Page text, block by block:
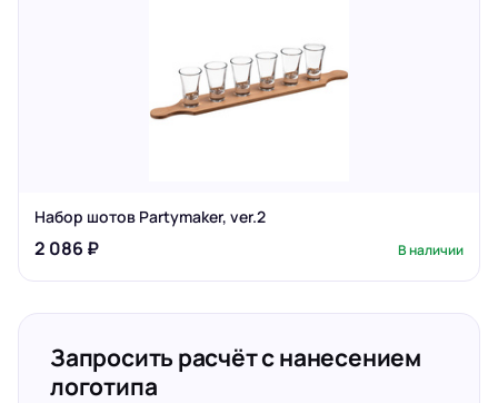
Набор шотов Partymaker, ver.2
2 086 ₽ В наличии
Запросить расчёт с нанесением
логотипа